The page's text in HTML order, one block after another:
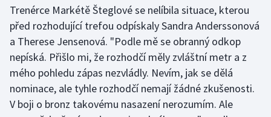
Trenérce Markétě Šteglové se nelíbila situace, kterou
před rozhodující trefou odpískaly Sandra Anderssonová
a Therese Jensenová. "Podle mě se obranný odkop
nepíská. Přišlo mi, že rozhodčí měly zvláštní metr a z
mého pohledu zápas nezvládly. Nevím, jak se dělá
nominace, ale tyhle rozhodčí nemají žádné zkušenosti.
V boji o bronz takovému nasazení nerozumím. Ale